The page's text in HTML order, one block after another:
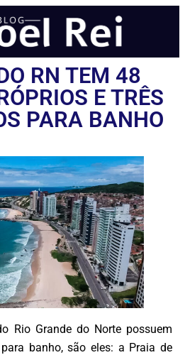
RN TEM 48
E TRÊS
PARA BANHO
Rio Grande do Norte possuem
banho, são eles: a Praia de